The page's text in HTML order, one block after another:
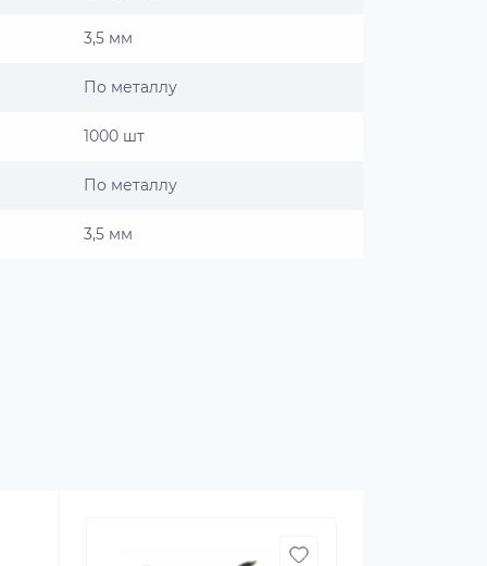
3,5 мм
По металлу
1000 шт
По металлу
3,5 мм